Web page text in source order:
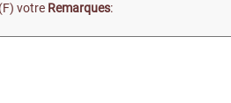
(F) votre Remarques: